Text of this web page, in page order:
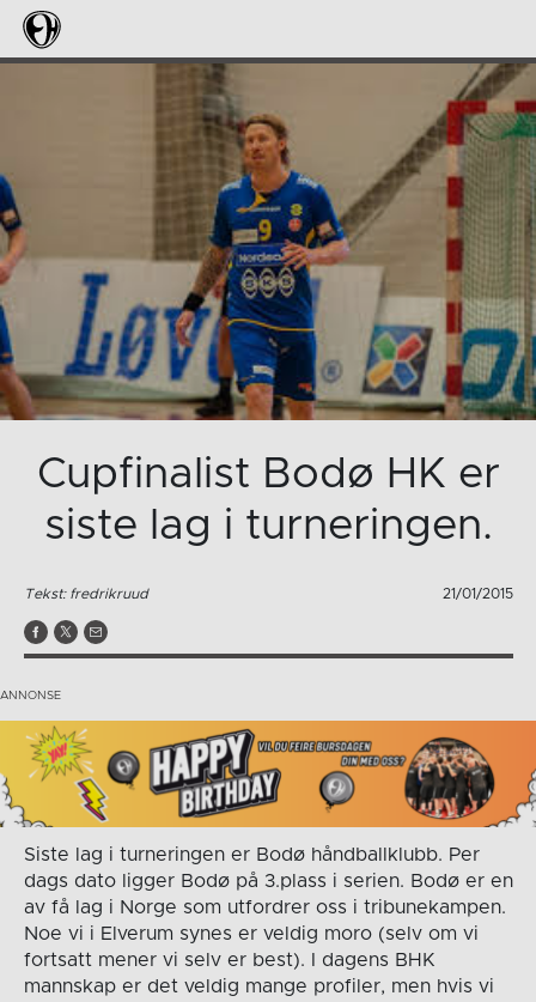
Cupfinalist Bodø HK er
siste lag i turneringen.
Tekst: fredrikruud 21/01/2015
Siste lag i turneringen er Bodø håndballklubb. Per
dags dato ligger Bodø på 3.plass i serien. Bodø er en
av få lag i Norge som utfordrer oss i tribunekampen.
Noe vi i Elverum synes er veldig moro (selv om vi
fortsatt mener vi selv er best). I dagens BHK
mannskap er det veldig mange profiler, men hvis vi